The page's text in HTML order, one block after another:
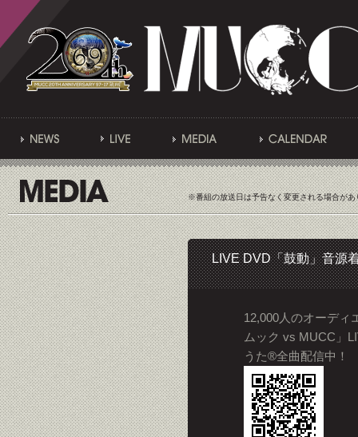
※番組の放送日は予告なく変更される場合が
LIVE DVD「鼓動」音源
12,000人のオーディ
ムック vs MUCC」
うた®全曲配信中！